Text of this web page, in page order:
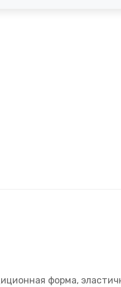
форма,